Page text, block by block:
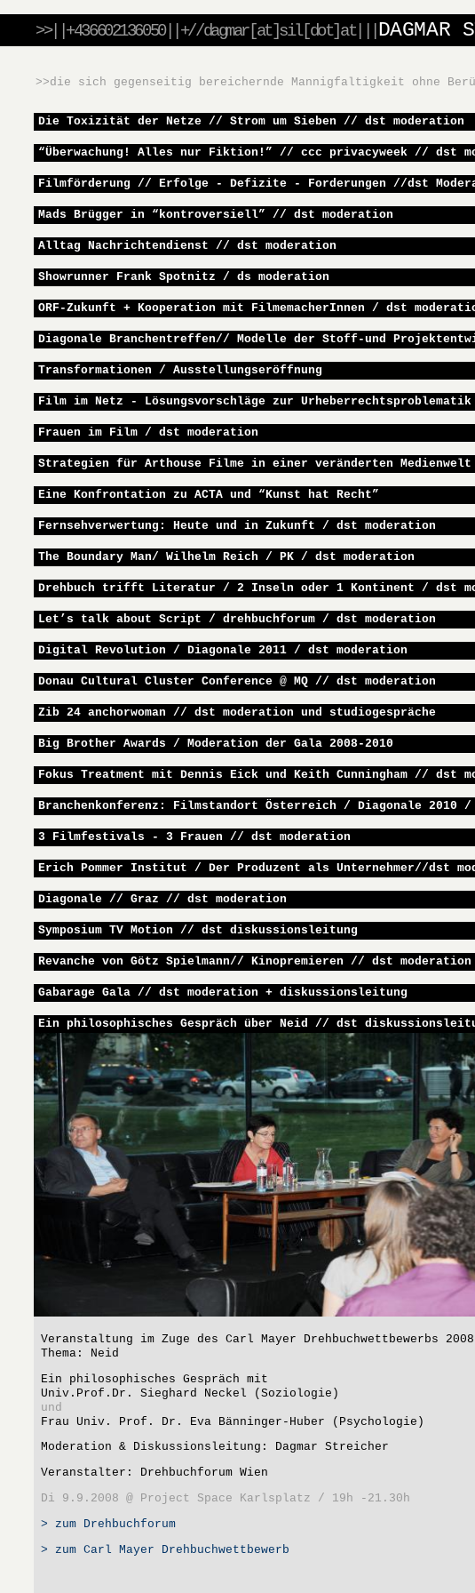
>>||+436602136050||+//dagmar[at]sil[dot]at||| DAGMAR
>>die sich gegenseitig bereichernde Mannigfaltigkeit ohne
Die Toxizität der Netze // Strom um Sieben // dst moderation
“Überwachung! Alles nur Fiktion!” // ccc privacyweek // dst
Filmförderung // Erfolge - Defizite - Forderungen //dst
Mads Brügger in “kontroversiell” // dst moderation
Alltag Nachrichtendienst // dst moderation
Showrunner Frank Spotnitz / ds moderation
ORF-Zukunft + Kooperation mit FilmemacherInnen / dst
Diagonale Branchentreffen// Modelle der Stoff-und
Transformationen / Ausstellungseröffnung
Film im Netz - Lösungsvorschläge zur Urheberrechtsproblematik @
Frauen im Film / dst moderation
Strategien für Arthouse Filme in einer veränderten
Eine Konfrontation zu ACTA und “Kunst hat Recht”
Fernsehverwertung: Heute und in Zukunft / dst moderation
The Boundary Man/ Wilhelm Reich / PK / dst moderation
Drehbuch trifft Literatur / 2 Inseln oder 1 Kontinent / dst
Let’s talk about Script / drehbuchforum / dst moderation
Digital Revolution / Diagonale 2011 / dst moderation
Donau Cultural Cluster Conference @ MQ // dst moderation
Zib 24 anchorwoman // dst moderation und studiogespräche
Big Brother Awards / Moderation der Gala 2008-2010
Fokus Treatment mit Dennis Eick und Keith Cunningham // dst
Branchenkonferenz: Filmstandort Österreich / Diagonale 2010
3 Filmfestivals - 3 Frauen // dst moderation
Erich Pommer Institut / Der Produzent als Unternehmer//dst
Diagonale // Graz // dst moderation
Symposium TV Motion // dst diskussionsleitung
Revanche von Götz Spielmann// Kinopremieren // dst moderation
Gabarage Gala // dst moderation + diskussionsleitung
Ein philosophisches Gespräch über Neid // dst
Veranstaltung im Zuge des Carl Mayer Drehbuchwettbewerbs 2008
Thema: Neid
Ein philosophisches Gespräch mit
Univ.Prof.Dr. Sieghard Neckel (Soziologie)
und
Frau Univ. Prof. Dr. Eva Bänninger-Huber (Psychologie)
Moderation & Diskussionsleitung: Dagmar Streicher
Veranstalter: Drehbuchforum Wien
Di 9.9.2008 @ Project Space Karlsplatz / 19h -21.30h
> zum Drehbuchforum
> zum Carl Mayer Drehbuchwettbewerb